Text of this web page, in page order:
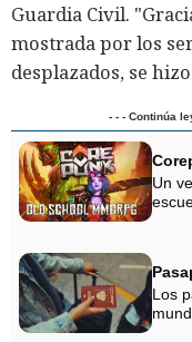
Guardia Civil.
mostrada por los
desplazados, se
- - - Continúa
Un
Los